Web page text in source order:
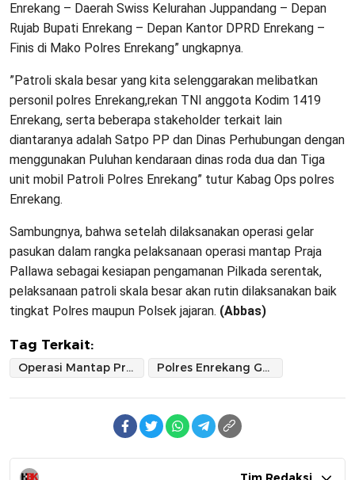
Enrekang – Daerah Swiss Kelurahan Juppandang – Depan
Rujab Bupati Enrekang – Depan Kantor DPRD Enrekang –
Finis di Mako Polres Enrekang” ungkapnya.
”Patroli skala besar yang kita selenggarakan melibatkan
personil polres Enrekang,rekan TNI anggota Kodim 1419
Enrekang, serta beberapa stakeholder terkait lain
diantaranya adalah Satpo PP dan Dinas Perhubungan dengan
menggunakan Puluhan kendaraan dinas roda dua dan Tiga
unit mobil Patroli Polres Enrekang” tutur Kabag Ops polres
Enrekang.
Sambungnya, bahwa setelah dilaksanakan operasi gelar
pasukan dalam rangka pelaksanaan operasi mantap Praja
Pallawa sebagai kesiapan pengamanan Pilkada serentak,
pelaksanaan patroli skala besar akan rutin dilaksanakan baik
tingkat Polres maupun Polsek jajaran. (Abbas)
Tag Terkait:
Operasi Mantap Praja Pallawa 2024-2025 Jelang Pilkada Polres Enrekang Gelar Patroli Skala Besar